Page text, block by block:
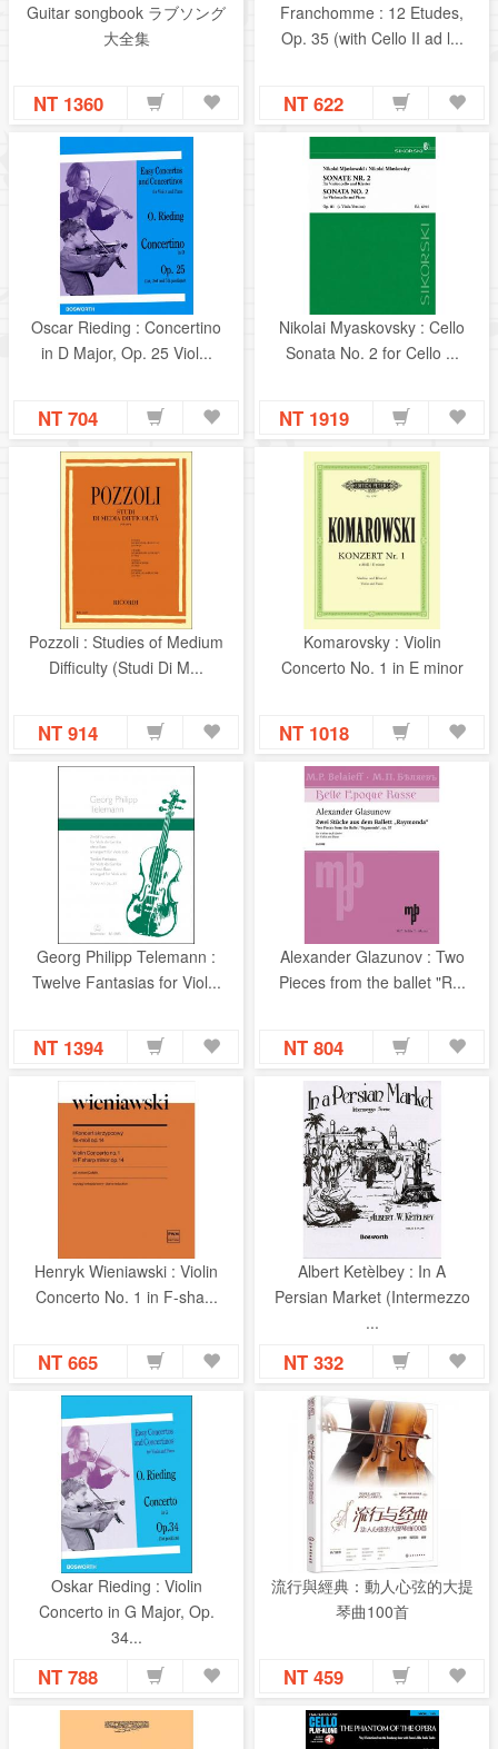
Guitar songbook ラブソング
大全集
NT 1360
Franchomme : 12 Etudes,
Op. 35 (with Cello II ad l...
NT 622
Oscar Rieding : Concertino
in D Major, Op. 25 Viol...
NT 704
Nikolai Myaskovsky : Cello
Sonata No. 2 for Cello ...
NT 1919
Pozzoli : Studies of Medium
Difficulty (Studi Di M...
NT 914
Komarovsky : Violin
Concerto No. 1 in E minor
NT 1018
Georg Philipp Telemann :
Twelve Fantasias for Viol...
NT 1394
Alexander Glazunov : Two
Pieces from the ballet "R...
NT 804
Henryk Wieniawski : Violin
Concerto No. 1 in F-sha...
NT 665
Albert Ketèlbey : In A
Persian Market (Intermezzo
...
NT 332
Oskar Rieding : Violin
Concerto in G Major, Op.
34...
NT 788
流行與經典：動人心弦的大提
琴曲100首
NT 459